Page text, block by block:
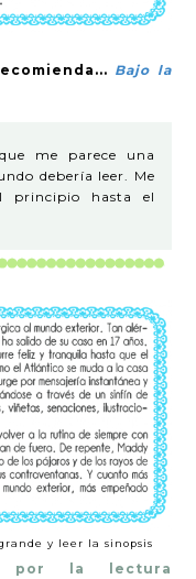
Bajo la
me parece una
debería leer. Me
principio hasta el
y leer la sinopsis
por la lectura